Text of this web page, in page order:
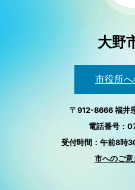
大野
市役所
〒912-8666 福井
電話番号：
受付時間：午前8時
市へのご